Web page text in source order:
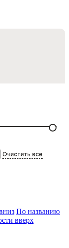
По названию
вверх